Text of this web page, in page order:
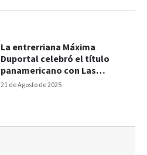
21 de Agosto de 2025
La entrerriana Máxima
Duportal celebró el título
panamericano con Las
Leoncitas: “Fue una locura”